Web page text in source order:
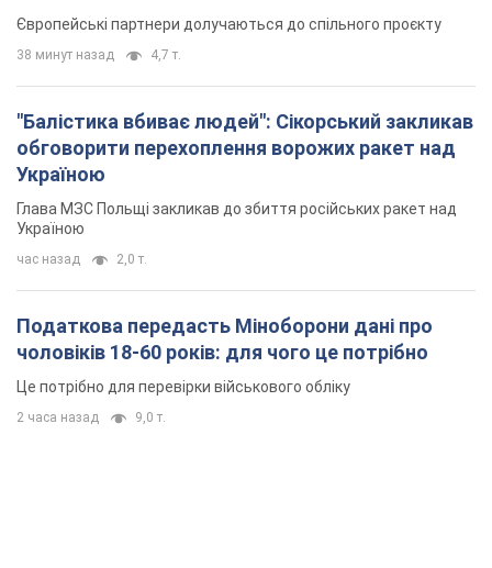
Європейські партнери долучаються до спільного проєкту
38 минут назад 4,7 т.
"Балістика вбиває людей": Сікорський закликав
обговорити перехоплення ворожих ракет над
Україною
Глава МЗС Польщі закликав до збиття російських ракет над
Україною
час назад 2,0 т.
Податкова передасть Міноборони дані про
чоловіків 18-60 років: для чого це потрібно
Це потрібно для перевірки військового обліку
2 часа назад 9,0 т.